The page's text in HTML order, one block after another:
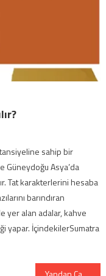
sahip bir
Güneydoğu Asya’da
Tat karakterlerini hesaba
barındıran
yer alan adalar, kahve
yapar. İçindekilerSumatra